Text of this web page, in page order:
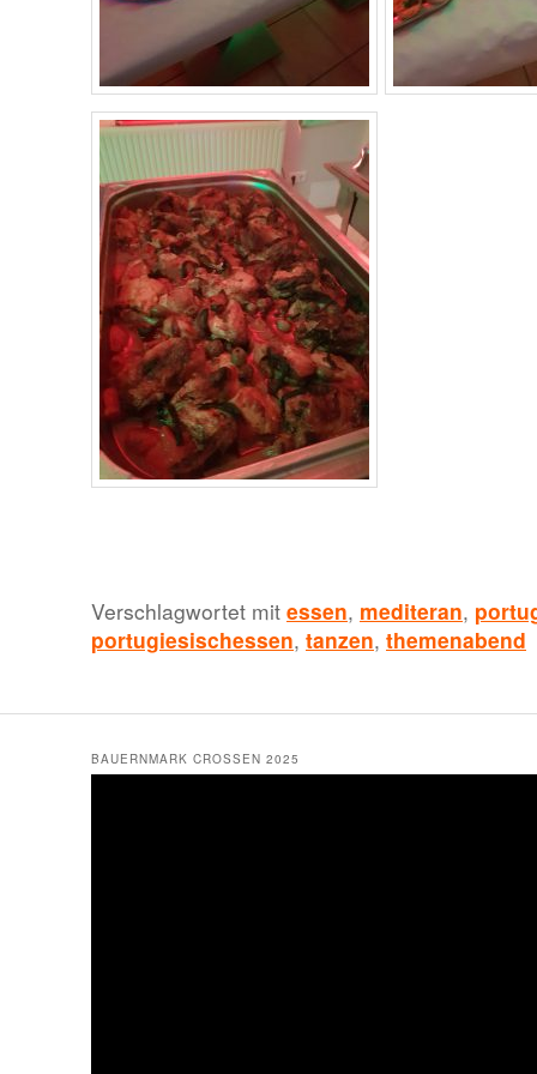
Verschlagwortet mit essen, mediteran,
portugiesischessen, tanzen, themenabend
BAUERNMARK CROSSEN 2025